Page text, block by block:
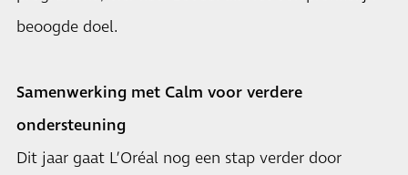
beoogde doel.
Samenwerking met Calm voor verdere
ondersteuning
Dit jaar gaat L’Oréal nog een stap verder door